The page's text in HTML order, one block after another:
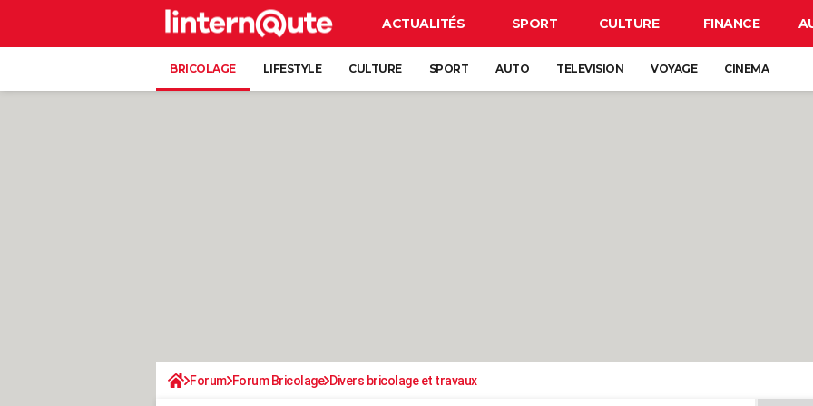
ACTUALITÉS SPORT CULTURE FINANCE
BRICOLAGE LIFESTYLE CULTURE SPORT AUTO TELEVISION VOYAGE CINEMA
Forum Forum Bricolage Divers bricolage et travaux